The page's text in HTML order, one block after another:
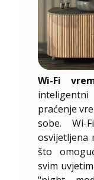
Wi-Fi
praćenje
sobe. Wi-
osvijetljena
što
svim